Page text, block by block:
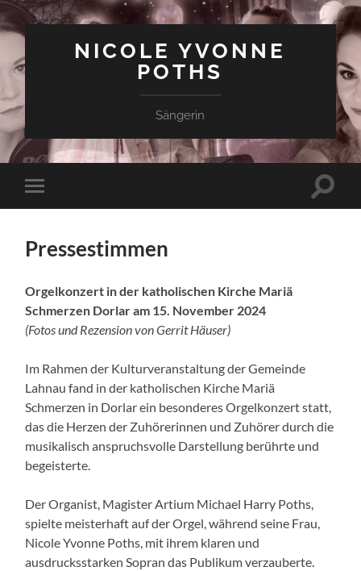
NICOLE YVONNE
POTHS
Sängerin
Mobile-
Menü
Pressestimmen
Orgelkonzert in der katholischen Kirche Mariä
Schmerzen Dorlar am 15. November 2024
(Fotos und Rezension von Gerrit Häuser)
Im Rahmen der Kulturveranstaltung der Gemeinde
Lahnau fand in der katholischen Kirche Mariä
Schmerzen in Dorlar ein besonderes Orgelkonzert statt,
das die Herzen der Zuhörerinnen und Zuhörer durch die
musikalisch anspruchsvolle Darstellung berührte und
begeisterte.
Der Organist, Magister Artium Michael Harry Poths,
spielte meisterhaft auf der Orgel, während seine Frau,
Nicole Yvonne Poths, mit ihrem klaren und
ausdrucksstarken Sopran das Publikum verzauberte.